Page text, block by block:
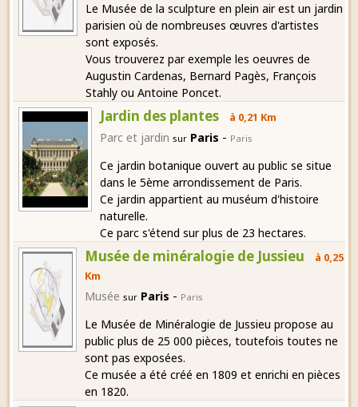
Le Musée de la sculpture en plein air est un jardin
parisien où de nombreuses œuvres d'artistes
sont exposés.
Vous trouverez par exemple les oeuvres de
Augustin Cardenas, Bernard Pagès, François
Stahly ou Antoine Poncet.
Jardin des plantes à 0,21 Km
Parc et jardin sur Paris - Paris
Ce jardin botanique ouvert au public se situe
dans le 5ème arrondissement de Paris.
Ce jardin appartient au muséum d'histoire
naturelle.
Ce parc s'étend sur plus de 23 hectares.
Musée de minéralogie de Jussieu
à 0,25
Km
Musée sur Paris - Paris
Le Musée de Minéralogie de Jussieu propose au
public plus de 25 000 pièces, toutefois toutes ne
sont pas exposées.
Ce musée a été créé en 1809 et enrichi en pièces
en 1820.